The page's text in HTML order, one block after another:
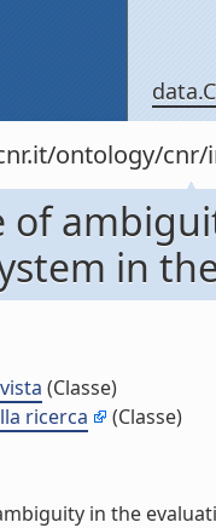
ontology/
of
in
(Classe)
ricerca
(Classe)
in the